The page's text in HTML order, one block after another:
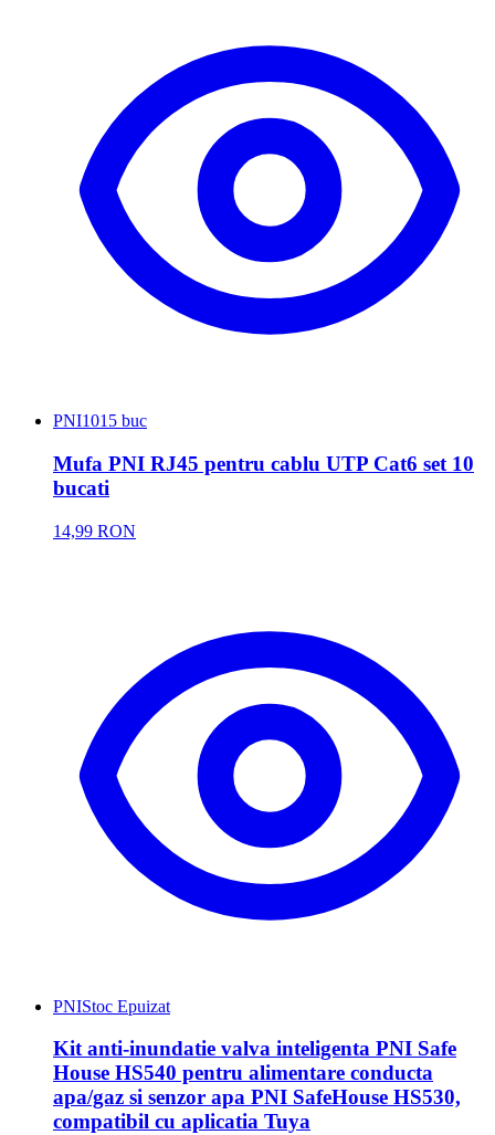
PNI1015 buc
Mufa PNI RJ45 pentru cablu UTP Cat6 set 10
bucati
14,99 RON
PNIStoc Epuizat
Kit anti-inundatie valva inteligenta PNI Safe
House HS540 pentru alimentare conducta
apa/gaz si senzor apa PNI SafeHouse HS530,
compatibil cu aplicatia Tuya